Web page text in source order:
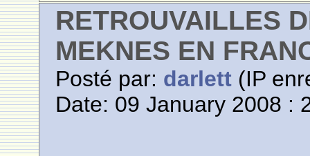
RETROUVAILLES
MEKNES EN
Posté par: darlett (IP
Date: 09 January 2008 :